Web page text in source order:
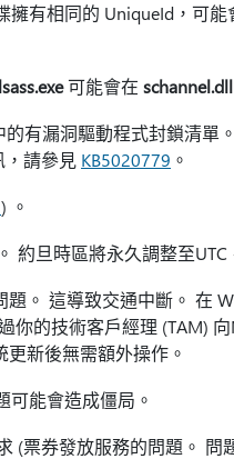
有相同的 UniqueId，可
lsass.exe可能會在 schannel.dll
有漏洞驅動程式封鎖清單
，請參見 KB5020779 。
) 。
約旦時區將永久調整至UTC
。 這導致交通中斷。 在
你的技術客戶經理 (TAM)
新後無需額外操作。
可能會造成僵局。
(票券發放服務的問題。